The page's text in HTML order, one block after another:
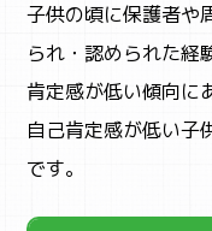
子供の頃に保護者や
られ・認められた経
肯定感が低い傾向に
自己肯定感が低い子
です。